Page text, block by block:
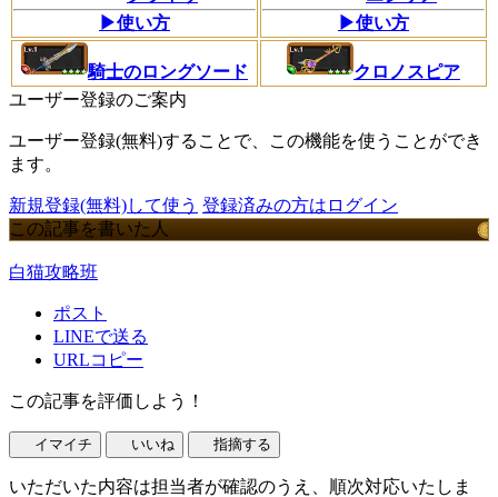
▶使い方
▶使い方
騎士のロングソード
クロノスピア
ユーザー登録のご案内
ユーザー登録(無料)することで、この機能を使うことができ
ます。
新規登録(無料)して使う 登録済みの方はログイン
この記事を書いた人
白猫攻略班
ポスト
LINEで送る
URLコピー
この記事を評価しよう！
イマイチ いいね 指摘する
いただいた内容は担当者が確認のうえ、順次対応いたしま